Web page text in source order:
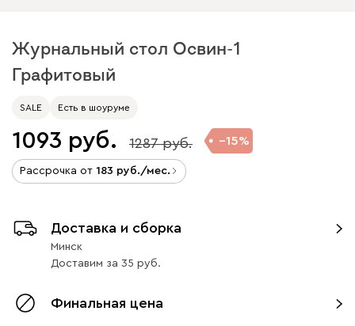
Журнальный стол Освин-1
Графитовый
SALE Есть в шоуруме
1093 1287 15
Рассрочка от 183 /мес.
Доставка и сборка
Минск
Доставим за 35
Финальная цена